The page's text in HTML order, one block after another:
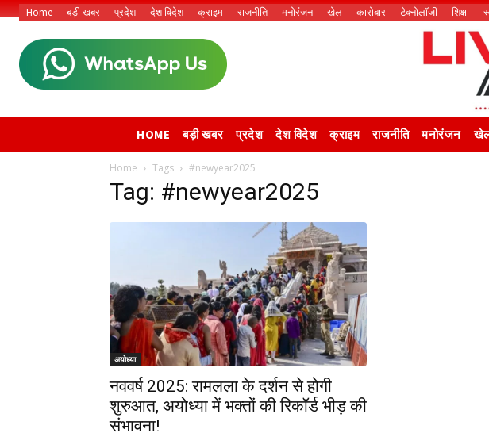
Home बड़ी खबर प्रदेश देश विदेश क्राइम राजनीति मनोरंजन खेल कारोबार टेक्नोलॉजी शिक्षा
HOME बड़ी खबर प्रदेश देश विदेश क्राइम राजनीति मनोरंजन
Home Tags #newyear2025
Tag: #newyear2025
अयोध्या
नववर्ष 2025: रामलला के दर्शन से होगी
शुरुआत, अयोध्या में भक्तों की रिकॉर्ड भीड़ की
संभावना!